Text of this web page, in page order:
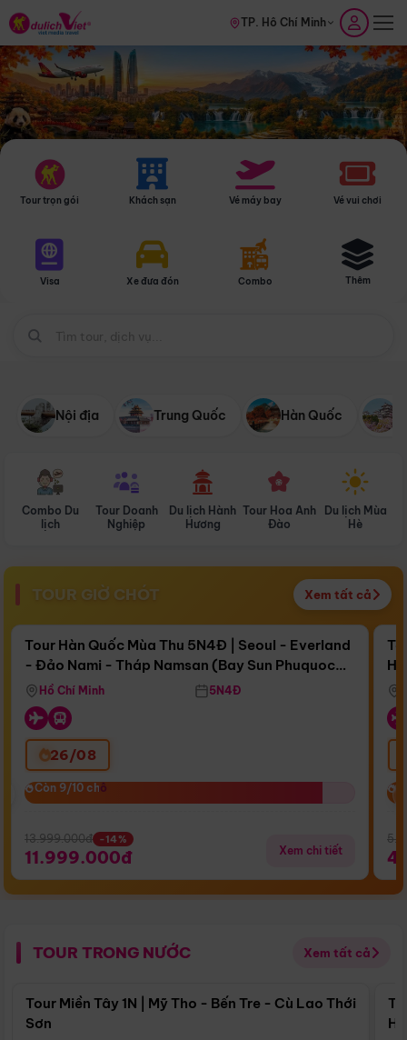
TP. Hồ Chí Minh
Tour trọn gói Khách sạn Vé máy bay Vé vui chơi
Visa Xe đưa đón Combo Thêm
Nội địa Trung Quốc Hàn Quốc
Combo Du
lịch
Tour Doanh
Nghiệp
Du lịch Hành
Hương
Tour Hoa Anh
Đào
Du lịch Mùa
Hè
TOUR GIỜ CHÓT Xem tất cả
Còn15 ngày 17:59:37
Bay Sun Phuquoc Airways
Điểm nổi bật
Tour Hàn Quốc Mùa Thu 5N4Đ | Seoul - Everland
- Đảo Nami - Tháp Namsan (Bay Sun Phuquoc
Airways)
Hồ Chí Minh 5N4Đ
26/08
Còn 9/10 chỗ
Còn 9/10 chỗ
13.999.000đ -14%
11.999.000đ Xem chi tiết
TOUR TRONG NƯỚC Xem tất cả
Điểm nổi bật
Tour Miền Tây 1N | Mỹ Tho - Bến Tre - Cù Lao Thới
Sơn